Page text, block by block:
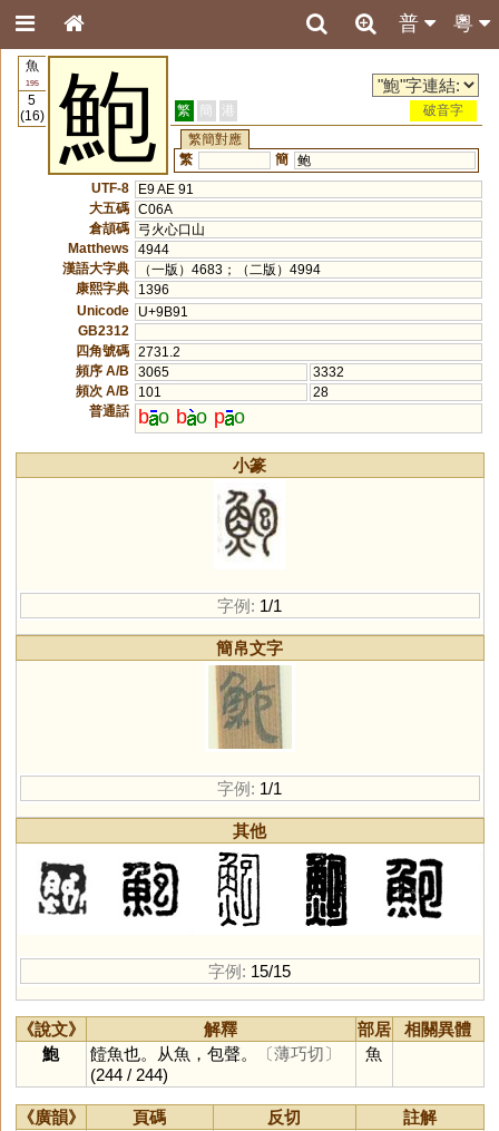
粵
普
魚
195
5
(16)
鮑 繁 簡 港
破音字
繁簡對應
繁
簡 鲍
UTF-8
E9 AE 91
大五碼 C06A
倉頡碼
弓火心口山
Matthews
4944
漢語大字典
（一版）4683；（二版）4994
康熙字典
1396
Unicode
U+9B91
GB2312
四角號碼 2731.2
頻序 A/B
3065
3332
頻次 A/B
101
28
普通話
b o b o p o
小篆
字例: 1/1
簡帛文字
字例: 1/1
其他
字例: 15/15
《說文》 解釋 部居
相關異體
鮑
饐魚也。从魚，包聲。
〔薄巧切〕
(244 / 244)
魚
《廣韻》 頁碼 反切
註解